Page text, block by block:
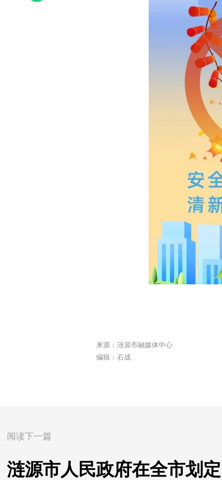
来源：涟源市融媒体中心
编辑：石成
阅读下一篇
涟源市人民政府在全市划